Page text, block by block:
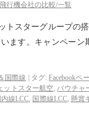
行機会社の比較/一覧
トスターグループの
ます。キャンペーン
国際線 タグ: Facebookペ
ットスター航空,バウチャ
内線LCC, 国際線LCC,懸賞